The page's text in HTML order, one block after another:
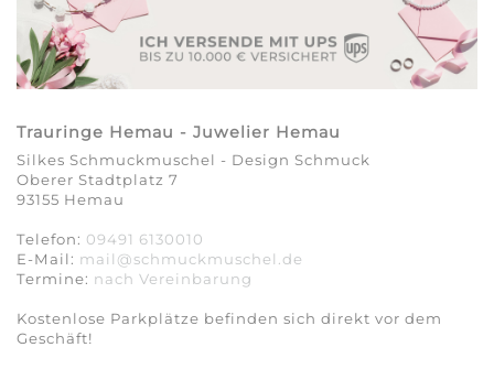
Trauringe Hemau - Juwelier Hemau
Silkes Schmuckmuschel - Design Schmuck
Oberer Stadtplatz 7
93155 Hemau
Telefon: 09491 6130010
E-Mail: mail@schmuckmuschel.de
Termine: nach Vereinbarung​​​​​​​
Kostenlose Parkplätze befinden sich direkt vor dem
Geschäft!